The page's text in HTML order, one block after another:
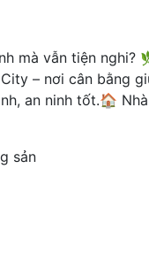
mà vẫn tiện nghi?
– nơi cân bằng
an ninh tốt.🏠
sản